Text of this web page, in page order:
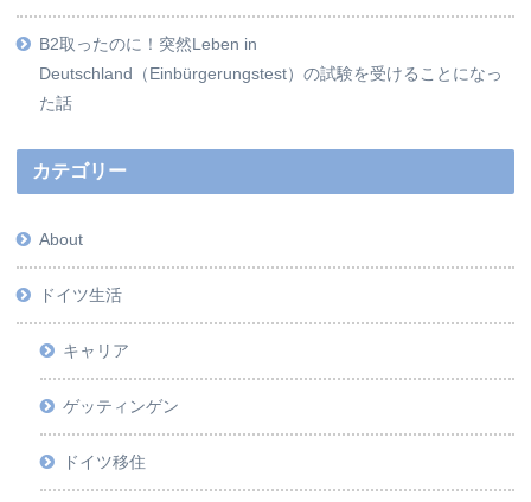
B2取ったのに！突然Leben in
Deutschland（Einbürgerungstest）の試験を受けることになっ
た話
カテゴリー
About
ドイツ生活
キャリア
ゲッティンゲン
ドイツ移住